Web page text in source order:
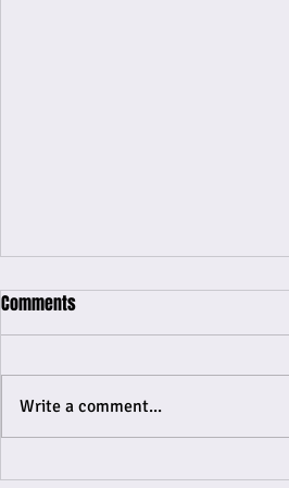
Tidal lo saka album nobo di
Comments
Write a comment...